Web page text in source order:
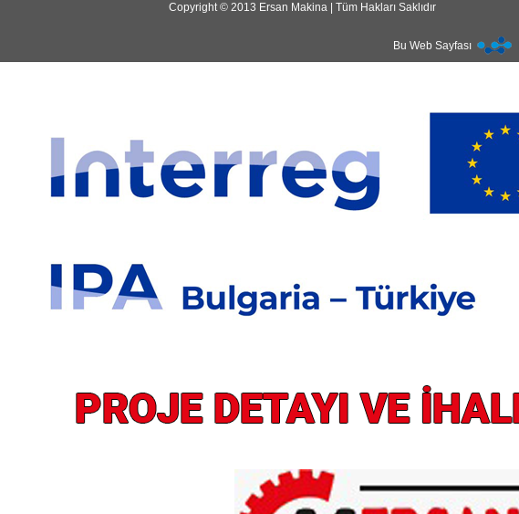
Copyright © 2013 Ersan Makina | Tüm Hakları Saklıdır
Bu Web Sayfası